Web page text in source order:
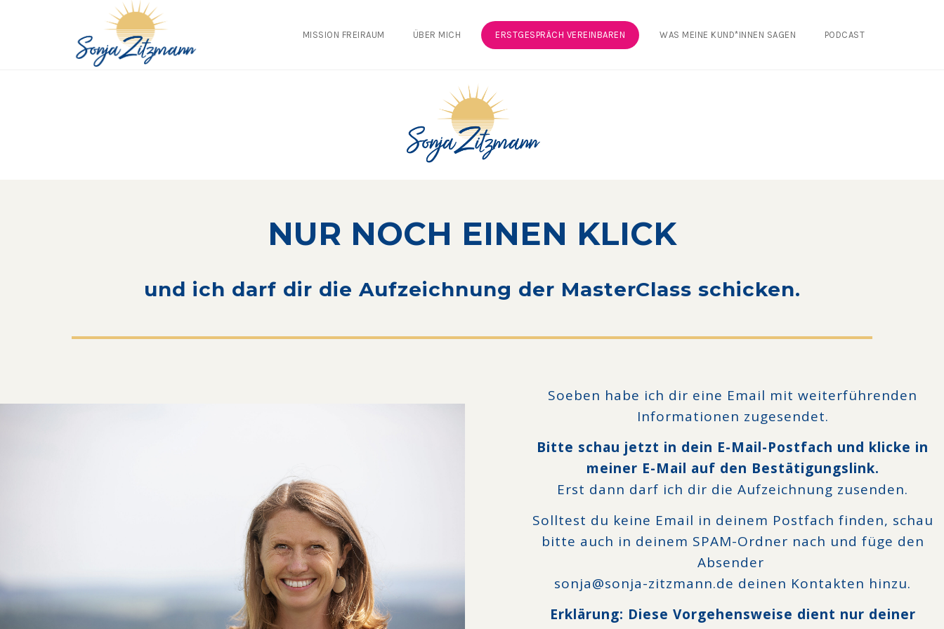
MISSION FREIRAUM ÜBER MICH ERSTGESPRÄCH VEREINBAREN WAS MEINE KUND*INNEN SAGEN PODCAST
NUR NOCH EINEN KLICK
und ich darf dir die Aufzeichnung der MasterClass schicken.
Soeben habe ich dir eine Email mit weiterführenden
Informationen zugesendet.
Bitte schau jetzt in dein E-Mail-Postfach und klicke in
meiner E-Mail auf den Bestätigungslink.
Erst dann darf ich dir die Aufzeichnung zusenden.
Solltest du keine Email in deinem Postfach finden, schau
bitte auch in deinem SPAM-Ordner nach und füge den
Absender
sonja@sonja-zitzmann.de deinen Kontakten hinzu.
Erklärung: Diese Vorgehensweise dient nur deiner